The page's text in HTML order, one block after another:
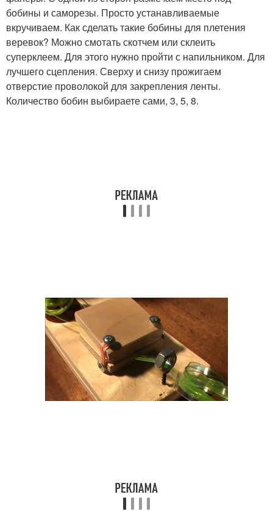
бобины и саморезы. Просто устанавливаемые
вкручиваем. Как сделать такие бобины для плетения
веревок? Можно смотать скотчем или склеить
суперклеем. Для этого нужно пройти с напильником. Для
лучшего сцепления. Сверху и снизу прожигаем
отверстие проволокой для закрепления ленты.
Количество бобин выбираете сами, 3, 5, 8.